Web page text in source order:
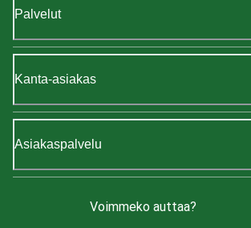
Palvelut
Kanta-asiakas
Asiakaspalvelu
Voimmeko auttaa?